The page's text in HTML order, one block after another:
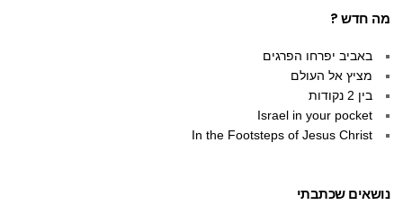
מה חדש ?
באביב יפרחו הפרגים
מציץ אל העולם
בין 2 נקודות
Israel in your pocket
In the Footsteps of Jesus Christ
נושאים שכתבתי